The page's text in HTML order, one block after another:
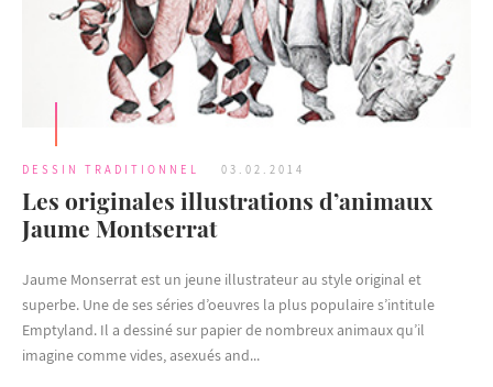
DESSIN TRADITIONNEL 03.02.2014
Les originales illustrations d’animaux
Jaume Montserrat
Jaume Monserrat est un jeune illustrateur au style original et
superbe. Une de ses séries d’oeuvres la plus populaire s’intitule
Emptyland. Il a dessiné sur papier de nombreux animaux qu’il
imagine comme vides, asexués and...